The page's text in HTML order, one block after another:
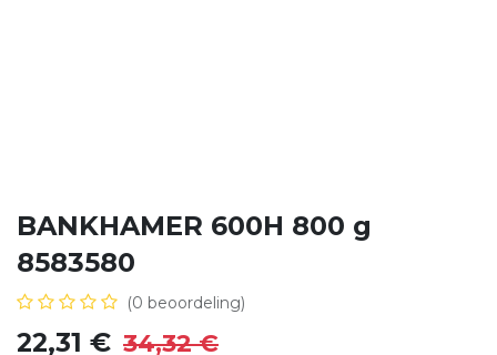
BANKHAMER 600H 800 g
8583580
(0 beoordeling)
22,31 € 34,32€